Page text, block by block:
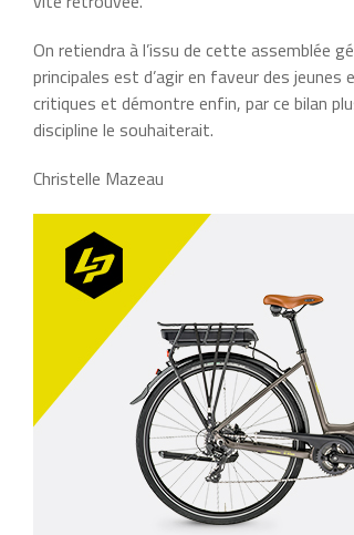
On retiendra à l’issu de cette assemblée
principales est d’agir en faveur des
critiques et démontre enfin, par ce bilan
discipline le souhaiterait.
Christelle Mazeau